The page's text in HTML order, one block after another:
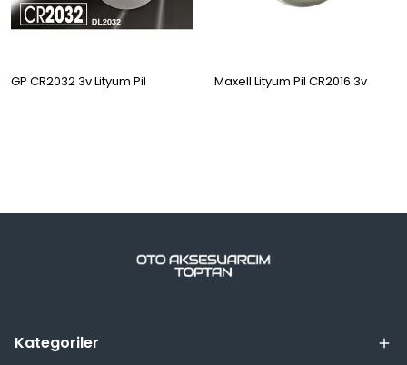
GP CR2032 3v Lityum Pil Maxell Lityum Pil CR2016 3v
Kategoriler